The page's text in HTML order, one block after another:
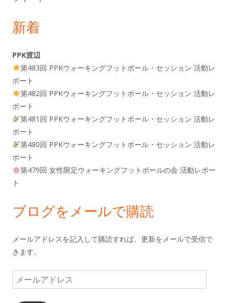
新着
PPK渡辺
第483回 PPKウォーキングフットボール・セッション 活動レ
ポート
第482回 PPKウォーキングフットボール・セッション 活動レ
ポート
第481回 PPKウォーキングフットボール・セッション 活動レ
ポート
第480回 PPKウォーキングフットボール・セッション 活動レ
ポート
第479回 女性限定ウォーキングフットボールの会 活動レポー
ト
ブログをメールで購読
メールアドレスを記入して購読すれば、更新をメールで受信で
きます。
メ
ー